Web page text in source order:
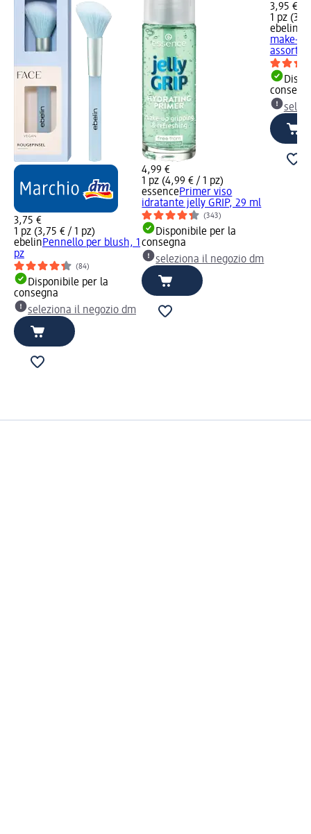
3,75 €
1 pz (3,75 € / 1 pz)
ebelinPennello per blush, 1
pz
(84)
Disponibile per la
consegna
seleziona il negozio dm
4,99 €
1 pz (4,99 € / 1 pz)
essencePrimer viso
idratante jelly GRIP, 29 ml
(343)
Disponibile per la
consegna
seleziona il negozio dm
3,95 €
1 pz
ebelin
make-
assort.,